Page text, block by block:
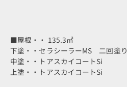
■屋根・・ 135.3㎡
下塗・・セラシーラーMS 二回塗り
中塗・・トアスカイコートSi
上塗・・トアスカイコートSi